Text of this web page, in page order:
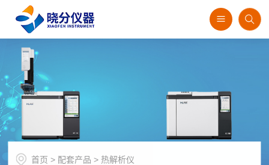
首页 > 配套产品 >热解析仪